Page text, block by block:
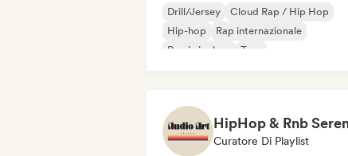
Drill/Jersey
Cloud Rap / Hip Hop
Hip-hop
Rap internazionale
Rap in inglese
Trap
Curatore Di Playlist